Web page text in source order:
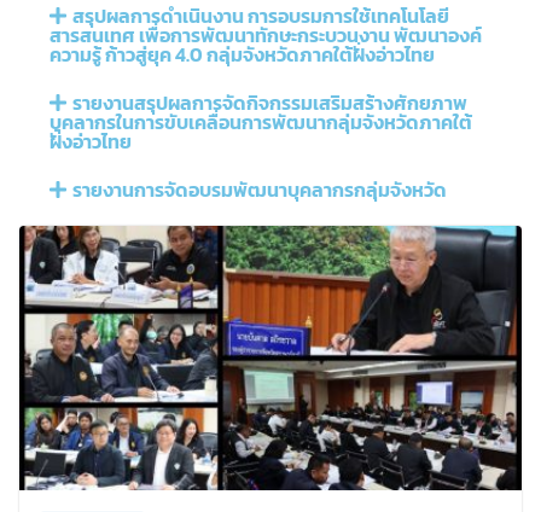
สรุปผลการดำเนินงาน การอบรมการใช้เทคโนโลยี
สารสนเทศ เพื่อการพัฒนาทักษะกระบวนงาน พัฒนาองค์
ความรู้ ก้าวสู่ยุค 4.0 กลุ่มจังหวัดภาคใต้ฝั่งอ่าวไทย
รายงานสรุปผลการจัดกิจกรรมเสริมสร้างศักยภาพ
บุคลากรในการขับเคลื่อนการพัฒนากลุ่มจังหวัดภาคใต้
ฝั่งอ่าวไทย
รายงานการจัดอบรมพัฒนาบุคลากรกลุ่มจังหวัด